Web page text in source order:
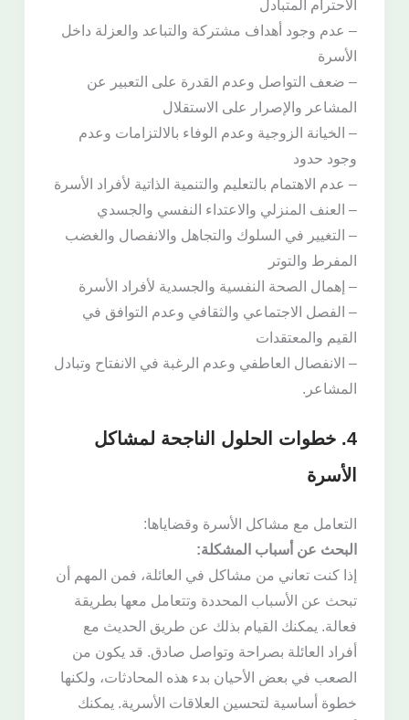
الاحترام المتبادل
– عدم وجود أهداف مشتركة والتباعد والعزلة داخل
الأسرة
– ضعف التواصل وعدم القدرة على التعبير عن
المشاعر والإصرار على الاستقلال
– الخيانة الزوجية وعدم الوفاء بالالتزامات وعدم
وجود حدود
– عدم الاهتمام بالتعليم والتنمية الذاتية لأفراد الأسرة
– العنف المنزلي والاعتداء النفسي والجسدي
– التغيير في السلوك والتجاهل والانفصال والغضب
المفرط والتوتر
– إهمال الصحة النفسية والجسدية لأفراد الأسرة
– الفصل الاجتماعي والثقافي وعدم التوافق في
القيم والمعتقدات
– الانفصال العاطفي وعدم الرغبة في الانفتاح وتبادل
المشاعر.
4. خطوات الحلول الناجحة لمشاكل
الأسرة
التعامل مع مشاكل الأسرة وقضاياها:
البحث عن أسباب المشكلة:
إذا كنت تعاني من مشاكل في العائلة، فمن المهم أن
تبحث عن الأسباب المحددة وتتعامل معها بطريقة
فعالة. يمكنك القيام بذلك عن طريق الحديث مع
أفراد العائلة بصراحة وتواصل صادق. قد يكون من
الصعب في بعض الأحيان بدء هذه المحادثات، ولكنها
خطوة أساسية لتحسين العلاقات الأسرية. يمكنك